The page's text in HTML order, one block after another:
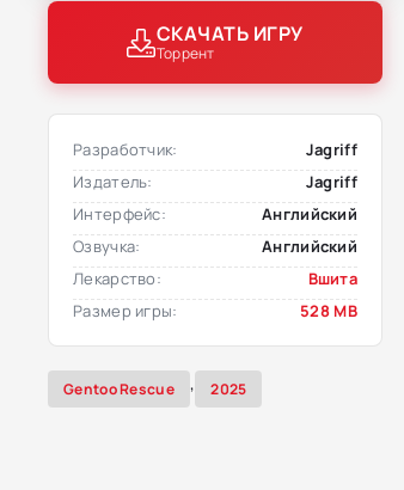
СКАЧАТЬ ИГРУ
Торрент
Разработчик:
Jagriff
Издатель:
Jagriff
Интерфейс:
Английский
Озвучка:
Английский
Лекарство:
Вшита
Размер игры:
528 MB
Gentoo Rescue , 2025